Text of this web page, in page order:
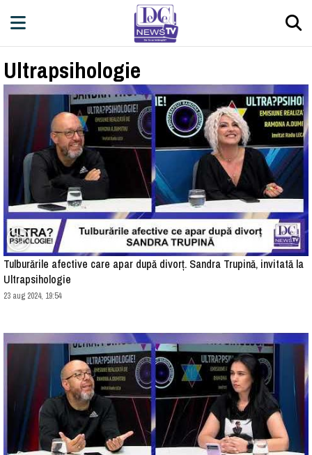
Ultrapsihologie
Tulburările afective care apar după divorț. Sandra Trupină, invitată la
Ultrapsihologie
23 aug 2024, 19:54